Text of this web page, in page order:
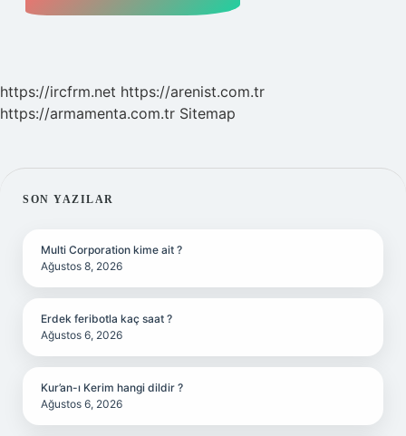
https://ircfrm.net https://arenist.com.tr
https://armamenta.com.tr Sitemap
SIDEBAR
SON YAZILAR
Multi Corporation kime ait ?
Ağustos 8, 2026
Erdek feribotla kaç saat ?
Ağustos 6, 2026
Kur’an-ı Kerim hangi dildir ?
Ağustos 6, 2026